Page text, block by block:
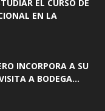
EL CURSO DE
EN LA
INCORPORA A SU
A BODEGA...